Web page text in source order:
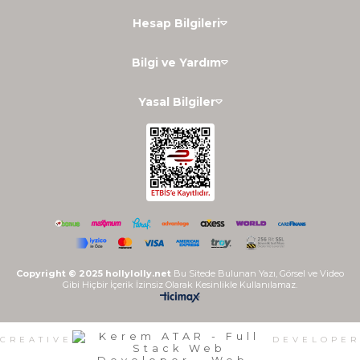
Hesap Bilgileri
Bilgi ve Yardım
Yasal Bilgiler
Copyright © 2025 hollylolly.net Bu Sitede Bulunan Yazı, Görsel ve Video
Gibi Hiçbir İçerik İzinsiz Olarak Kesinlikle Kullanılamaz.
CREATIVE DEVELOPER